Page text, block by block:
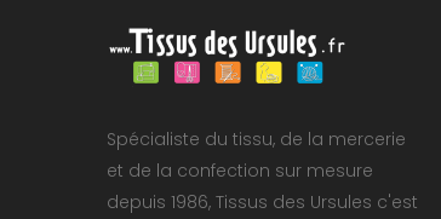
Spécialiste du tissu, de la mercerie
et de la confection sur mesure
depuis 1986, Tissus des Ursules c'est